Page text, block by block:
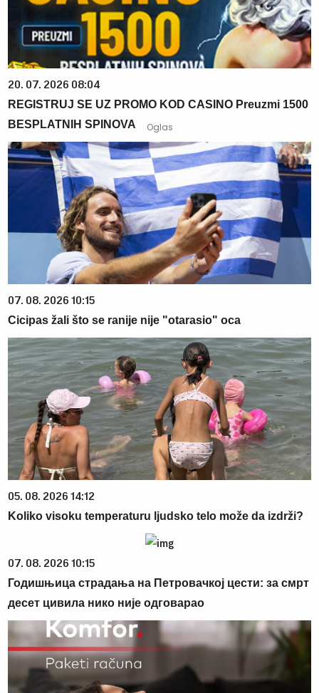
20. 07. 2026 08:04
REGISTRUJ SE UZ PROMO KOD CASINO Preuzmi 1500
BESPLATNIH SPINOVA
07. 08. 2026 10:15
Cicipas žali što se ranije nije "otarasio" oca
05. 08. 2026 14:12
Koliko visoku temperaturu ljudsko telo može da izdrži?
07. 08. 2026 10:15
Годишњица страдања на Петровачкој цести: за смрт
десет цивила нико није одговарао